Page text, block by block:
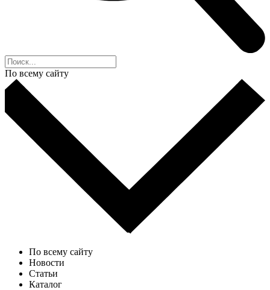
По всему сайту
По всему сайту
Новости
Статьи
Каталог